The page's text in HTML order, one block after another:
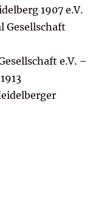
1907 e.V.
Gesellschaft
e.V. –